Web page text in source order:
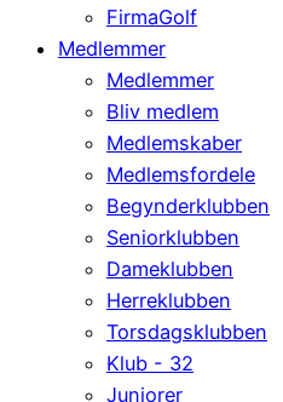
FirmaGolf
Medlemmer
Medlemmer
Bliv medlem
Medlemskaber
Medlemsfordele
Begynderklubben
Seniorklubben
Dameklubben
Herreklubben
Torsdagsklubben
Klub - 32
Juniorer